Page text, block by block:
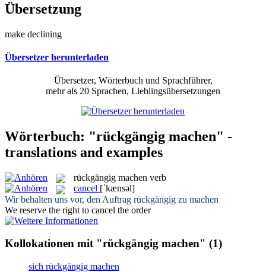
Übersetzung
make declining
Übersetzer herunterladen
Übersetzer, Wörterbuch und Sprachführer,
mehr als 20 Sprachen, Lieblingsübersetzungen
Wörterbuch: "rückgängig machen" -
translations and examples
rückgängig machen verb
cancel [ˈkænsəl]
Wir behalten uns vor, den Auftrag rückgängig zu machen
We reserve the right to cancel the order
Kollokationen mit "rückgängig machen" (1)
sich rückgängig machen